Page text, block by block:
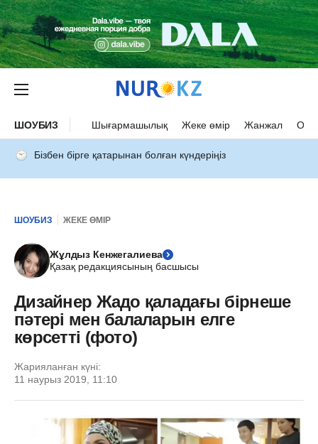
ШОУБИЗ Шығармашылық Жеке өмір Жанжал
Бізбен бірге қатарынан болған күндеріңіз
ШОУБИЗ ЖЕКЕ ӨМІР
Жұлдыз Кенжегалиева
Қазақ редакциясының басшысы
Дизайнер Жадо қаладағы бірнеше
пәтері мен балаларын елге
көрсетті (фото)
Жарияланған күні:
11 наурыз 2019, 11:10